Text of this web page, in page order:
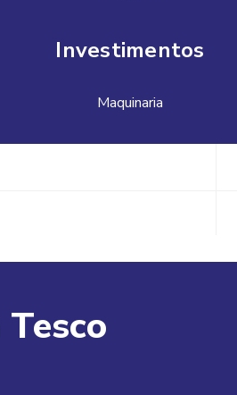
Investimentos
Maquinaria
Tesco